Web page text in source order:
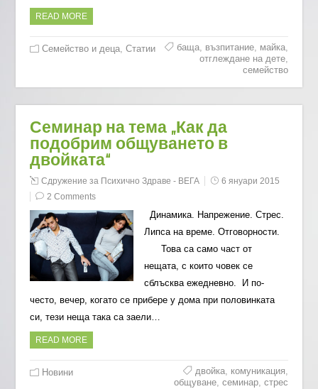
READ MORE
Семейство и деца,Статии баща, възпитание, майка,
отглеждане на дете,
семейство
Семинар на тема „Как да
подобрим общуването в
двойката“
Сдружение за Психично Здраве - ВЕГА
6 януари 2015
2 Comments
Динамика. Напрежение. Стрес.
Липса на време. Отговорности.
Това са само част от
нещата, с които човек се
сблъсква ежедневно. И по-
често, вечер, когато се прибере у дома при половинката
си, тези неща така са заели…
READ MORE
Новини двойка, комуникация,
общуване, семинар, стрес